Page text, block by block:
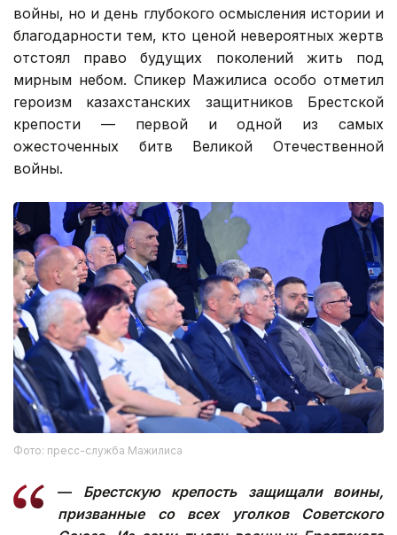
войны, но и день глубокого осмысления истории и
благодарности тем, кто ценой невероятных жертв
отстоял право будущих поколений жить под
мирным небом. Спикер Мажилиса особо отметил
героизм казахстанских защитников Брестской
крепости — первой и одной из самых
ожесточенных битв Великой Отечественной
войны.
Фото: пресс-служба Мажилиса
— Брестскую крепость защищали воины,
призванные со всех уголков Советского